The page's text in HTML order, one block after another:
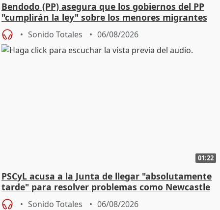
Bendodo (PP) asegura que los gobiernos del PP
"cumplirán la ley" sobre los menores migrantes
Sonido Totales 06/08/2026
01:22
PSCyL acusa a la Junta de llegar "absolutamente
tarde" para resolver problemas como Newcastle
Sonido Totales 06/08/2026